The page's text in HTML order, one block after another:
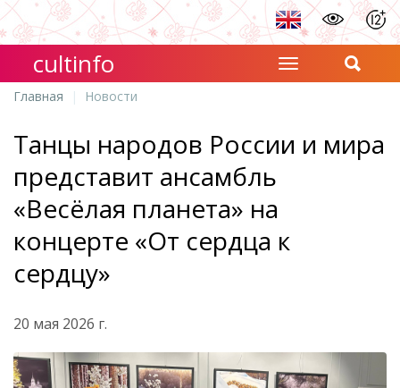
cultinfo
Главная Новости
Танцы народов России и мира
представит ансамбль
«Весёлая планета» на
концерте «От сердца к
сердцу»
20 мая 2026 г.